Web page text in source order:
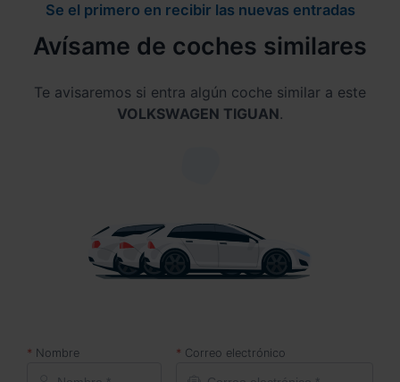
Se el primero en recibir las nuevas entradas
Avísame de coches similares
Te avisaremos si entra algún coche similar a este
VOLKSWAGEN TIGUAN.
Nombre Correo electrónico